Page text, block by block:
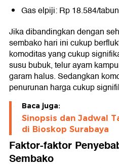
Gas elpiji: Rp 18.584/
Jika dibandingkan dengan
sembako hari ini cukup
komoditas yang cukup
susu bubuk, telur ayam
garam halus. Sedangkan
penurunan harga cukup
Baca juga:
Sinopsis dan Jadwal
di Bioskop Surabaya
Faktor-faktor
Sembako